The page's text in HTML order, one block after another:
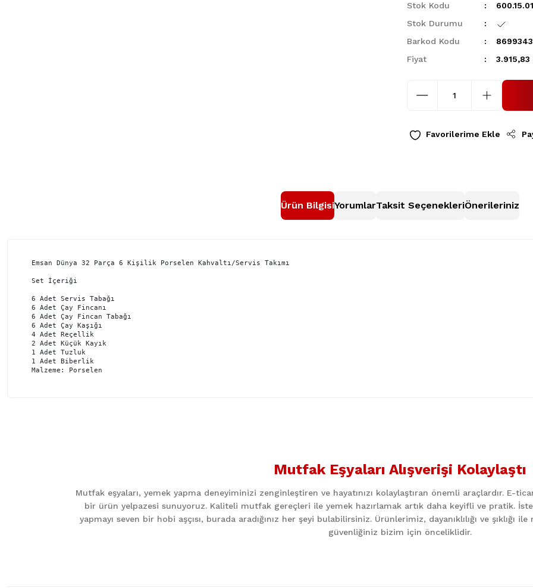
Stok Kodu
Stok Durumu
Barkod Kodu
Fiyat
3.915,83
Ürün BilgisiYorumlarTaksit SeçenekleriÖnerileriniz
Emsan Dünya 32 Parça 6 Kişilik Porselen Kahvaltı/Servis Takımı
Set İçeriği
6 Adet Servis Tabağı
6 Adet Çay Fincanı
6 Adet Çay Fincan Tabağı
6 Adet Çay Kaşığı
4 Adet Reçellik
2 Adet Küçük Kayık
1 Adet Tuzluk
1 Adet Biberlik
Malzeme: Porselen
Yorum Yaz
Ürün bilgilerinde hatalar bulunuyor.
Ürün fiyatı diğer sitelerden daha pahalı.
Mutfak Eşyaları Alışverişi Kolaylaştı
Mutfak eşyaları, yemek yapma deneyiminizi zenginleştiren ve hayatınızı kolaylaştıran önemli araçlardır. E-
bir ürün yelpazesi sunuyoruz. Kaliteli mutfak gereçleri ile yemek hazırlamak artık daha keyifli ve pratik.
yapmayı seven bir hobi aşçısı, burada aradığınız her şeyi bulabilirsiniz. Ürünlerimiz, dayanıklılığı ve şıklığı
güvenliğiniz bizim için önceliklidir.